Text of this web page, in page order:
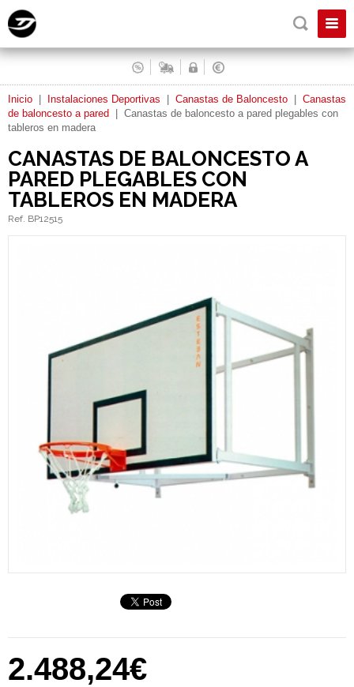
Inicio Instalaciones Deportivas Canastas de Baloncesto
Canastas
de baloncesto a pared
Canastas de baloncesto a pared plegables con
tableros en madera
CANASTAS DE BALONCESTO A
PARED PLEGABLES CON
TABLEROS EN MADERA
Ref. BP12515
2.488,24€